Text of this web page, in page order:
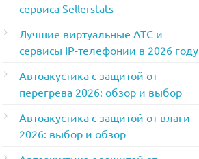
сервиса Sellerstats
Лучшие виртуальные АТС и
сервисы IP-телефонии в 2026 году
Автоакустика с защитой от
перегрева 2026: обзор и выбор
Автоакустика с защитой от влаги
2026: выбор и обзор